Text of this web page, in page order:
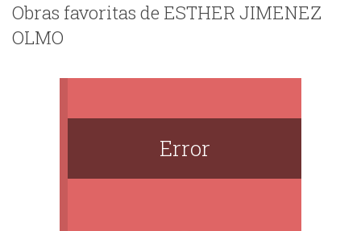
Obras favoritas de ESTHER JIMENEZ
OLMO
Error